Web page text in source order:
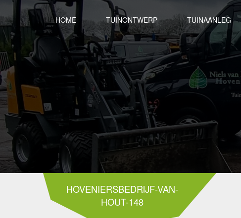
HOME TUINONTWERP TUINAANLEG
HOVENIERSBEDRIJF-VAN-
HOUT-148